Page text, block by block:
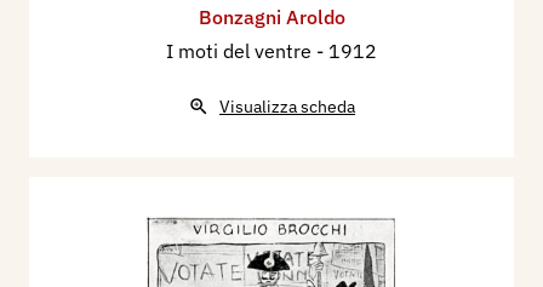
Bonzagni Aroldo
I moti del ventre - 1912
Visualizza scheda